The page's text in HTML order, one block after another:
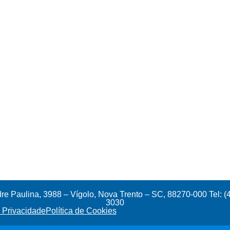
Paulina, 3988 – Vígolo, Nova Trento – SC, 88270-000 Tel:
3030
PrivacidadePolítica de Cookies